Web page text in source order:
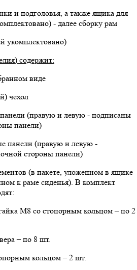
и подголовья, а также ящика для
- далее сборку рам
укомплектовано)
содержит:
виде
чехол
(правую и левую - подписаны
панели)
панели (правую и левую -
стороны панели)
(в пакете, уложенном в ящике
к раме сиденья). В комплект
М8 со стопорным кольцом – по 2
– по 8 шт.
кольцом – 2 шт.